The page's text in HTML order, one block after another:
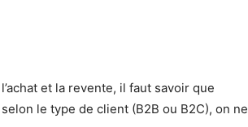
et la revente, il faut savoir que
le type de client (B2B ou B2C), on ne